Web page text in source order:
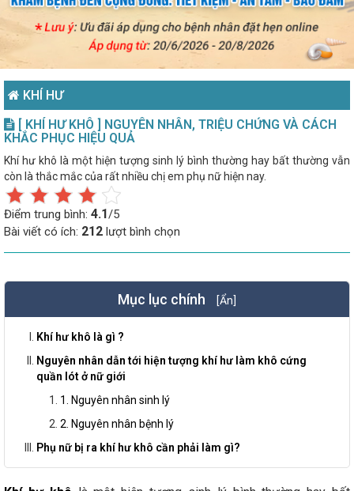
KHÍ HƯ
[ KHÍ HƯ KHÔ ] NGUYÊN NHÂN, TRIỆU CHỨNG VÀ CÁCH
KHẮC PHỤC HIỆU QUẢ
Khí hư khô là một hiện tượng sinh lý bình thường hay bất thường vẫn
còn là thắc mắc của rất nhiều chị em phụ nữ hiện nay.
Điểm trung bình: 4.1/5
Bài viết có ích: 212 lượt bình chọn
Mục lục chính [Ẩn]
Khí hư khô là gì ?
Nguyên nhân dẫn tới hiện tượng khí hư làm khô cứng
quần lót ở nữ giới
1. Nguyên nhân sinh lý
2. Nguyên nhân bệnh lý
Phụ nữ bị ra khí hư khô cần phải làm gì?